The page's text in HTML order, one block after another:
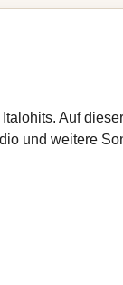
Auf
und weitere